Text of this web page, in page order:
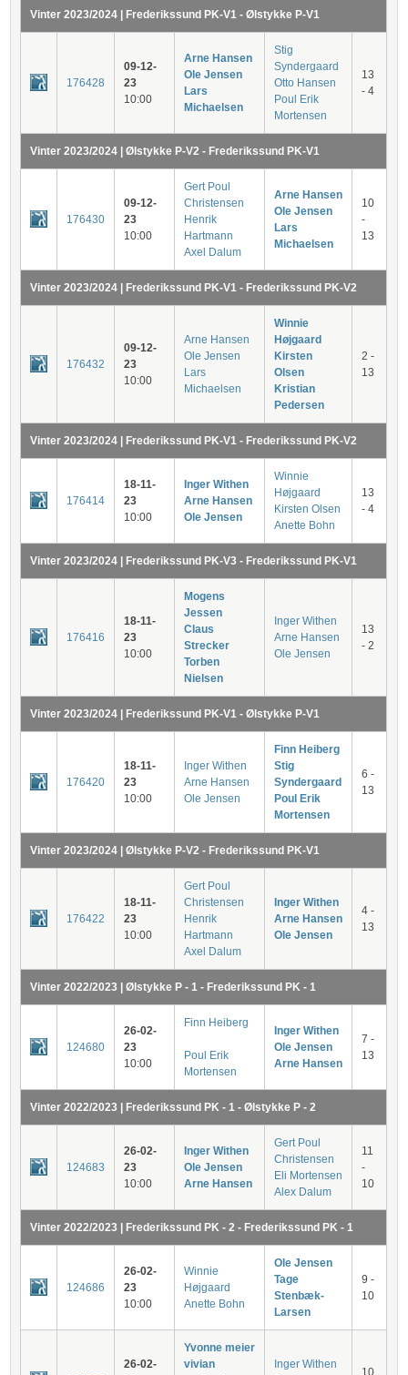
Vinter 2023/2024 | Frederikssund PK-V1 - Ølstykke P-V1
176428
09-12-
23
10:00
Arne Hansen
Ole Jensen
Lars
Michaelsen
Stig
Syndergaard
Otto Hansen
Poul Erik
Mortensen
13
- 4
Vinter 2023/2024 | Ølstykke P-V2 - Frederikssund PK-V1
176430
09-12-
23
10:00
Gert Poul
Christensen
Henrik
Hartmann
Axel Dalum
Arne Hansen
Ole Jensen
Lars
Michaelsen
10
-
13
Vinter 2023/2024 | Frederikssund PK-V1 - Frederikssund PK-V2
176432
09-12-
23
10:00
Arne Hansen
Ole Jensen
Lars
Michaelsen
Winnie
Højgaard
Kirsten
Olsen
Kristian
Pedersen
2 -
13
Vinter 2023/2024 | Frederikssund PK-V1 - Frederikssund PK-V2
176414
18-11-
23
10:00
Inger Withen
Arne Hansen
Ole Jensen
Winnie
Højgaard
Kirsten Olsen
Anette Bohn
13
- 4
Vinter 2023/2024 | Frederikssund PK-V3 - Frederikssund PK-V1
176416
18-11-
23
10:00
Mogens
Jessen
Claus
Strecker
Torben
Nielsen
Inger Withen
Arne Hansen
Ole Jensen
13
- 2
Vinter 2023/2024 | Frederikssund PK-V1 - Ølstykke P-V1
176420
18-11-
23
10:00
Inger Withen
Arne Hansen
Ole Jensen
Finn Heiberg
Stig
Syndergaard
Poul Erik
Mortensen
6 -
13
Vinter 2023/2024 | Ølstykke P-V2 - Frederikssund PK-V1
176422
18-11-
23
10:00
Gert Poul
Christensen
Henrik
Hartmann
Axel Dalum
Inger Withen
Arne Hansen
Ole Jensen
4 -
13
Vinter 2022/2023 | Ølstykke P - 1 - Frederikssund PK - 1
124680
26-02-
23
10:00
Finn Heiberg
Poul Erik
Mortensen
Inger Withen
Ole Jensen
Arne Hansen
7 -
13
Vinter 2022/2023 | Frederikssund PK - 1 - Ølstykke P - 2
124683
26-02-
23
10:00
Inger Withen
Ole Jensen
Arne Hansen
Gert Poul
Christensen
Eli Mortensen
Alex Dalum
11
-
10
Vinter 2022/2023 | Frederikssund PK - 2 - Frederikssund PK - 1
124686
26-02-
23
10:00
Winnie
Højgaard
Anette Bohn
Ole Jensen
Tage
Stenbæk-
Larsen
9 -
10
26-02-
Yvonne meier
vivian
Inger Withen
10